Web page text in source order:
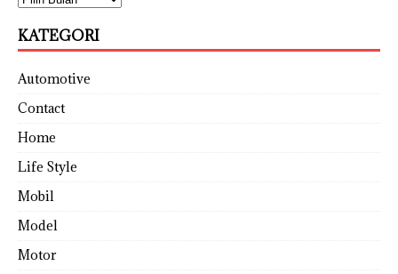
KATEGORI
Automotive
Contact
Home
Life Style
Mobil
Model
Motor